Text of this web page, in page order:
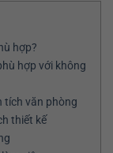
hợp?
hợp với không
tích văn phòng
thiết kế